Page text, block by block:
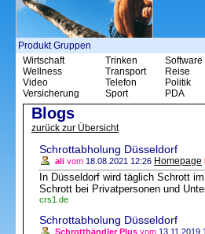
Produkt Gruppen
Wirtschaft
Wellness
Video
Versicherung
Trinken
Transport
Telefon
Sport
Software
Reise
Politik
PDA
Blogs
zurück zur Übersicht
Schrottabholung Düsseldorf
ali vom 18.08.2021 12:26 Homepage
In Düsseldorf wird täglich Schrott
Schrott bei Privatpersonen und
crs1.de
Schrottabholung Düsseldorf
Schrotthändler Plus vom 13.11.2019